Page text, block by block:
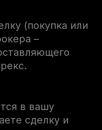
(покупка или
–
в вашу
сделку и